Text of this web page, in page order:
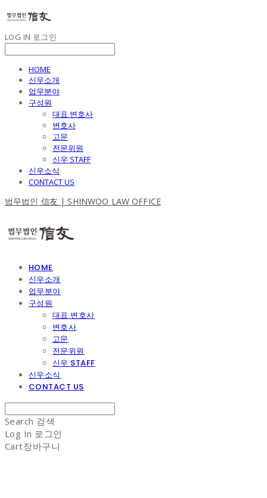
LOG IN 로그인
HOME
신우소개
업무분야
구성원
대표 변호사
변호사
고문
전문위원
신우 STAFF
신우소식
CONTACT US
법무법인 信友 | SHINWOO LAW OFFICE
HOME
신우소개
업무분야
구성원
대표 변호사
변호사
고문
전문위원
신우 STAFF
신우소식
CONTACT US
Search 검색
Log In 로그인
Cart장바구니